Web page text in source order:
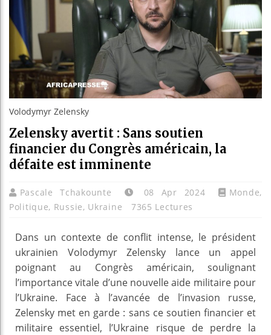
Bénin
Volodymyr Zelensky
Zelensky avertit : Sans soutien
financier du Congrès américain, la
défaite est imminente
Pascale Tchakounte 08 Apr 2024 Monde,
Politique, Russie, Ukraine 7365 Lectures
Dans un contexte de conflit intense, le président
ukrainien Volodymyr Zelensky lance un appel
poignant au Congrès américain, soulignant
l’importance vitale d’une nouvelle aide militaire pour
l’Ukraine. Face à l’avancée de l’invasion russe,
Zelensky met en garde : sans ce soutien financier et
militaire essentiel, l’Ukraine risque de perdre la